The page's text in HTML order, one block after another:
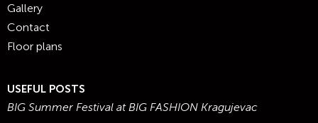
Gallery
Contact
Floor plans
USEFUL POSTS
BIG Summer Festival at BIG FASHION Kragujevac